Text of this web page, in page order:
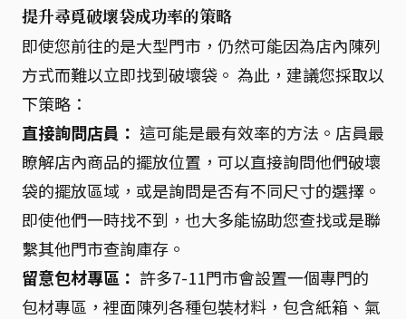
提升尋覓破壞袋成功率的策略
即使您前往的是大型門市，仍然可能因為店內陳列
方式而難以立即找到破壞袋。 為此，建議您採取以
下策略：
直接詢問店員： 這可能是最有效率的方法。店員最
瞭解店內商品的擺放位置，可以直接詢問他們破壞
袋的擺放區域，或是詢問是否有不同尺寸的選擇。
即使他們一時找不到，也大多能協助您查找或是聯
繫其他門市查詢庫存。
留意包材專區： 許多7-11門市會設置一個專門的
包材專區，裡面陳列各種包裝材料，包含紙箱、氣